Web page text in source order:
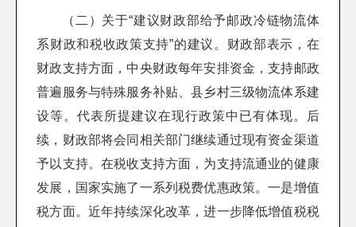
（二）关于“建议财政部给予邮政冷链物流体
系财政和税收政策支持”的建议。财政部表示，在
财政支持方面，中央财政每年安排资金，支持邮政
普遍服务与特殊服务补贴、县乡村三级物流体系建
设等。代表所提建议在现行政策中已有体现。后
续，财政部将会同相关部门继续通过现有资金渠道
予以支持。在税收支持方面，为支持流通业的健康
发展，国家实施了一系列税费优惠政策。一是增值
税方面。近年持续深化改革，进一步降低增值税税